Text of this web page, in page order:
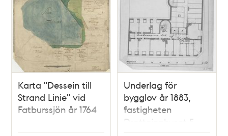
Karta "Dessein till
Strand Linie" vid
Fatburssjön år 1764
Underlag för
bygglov år 1883,
fastigheten
Drottninghuset 5